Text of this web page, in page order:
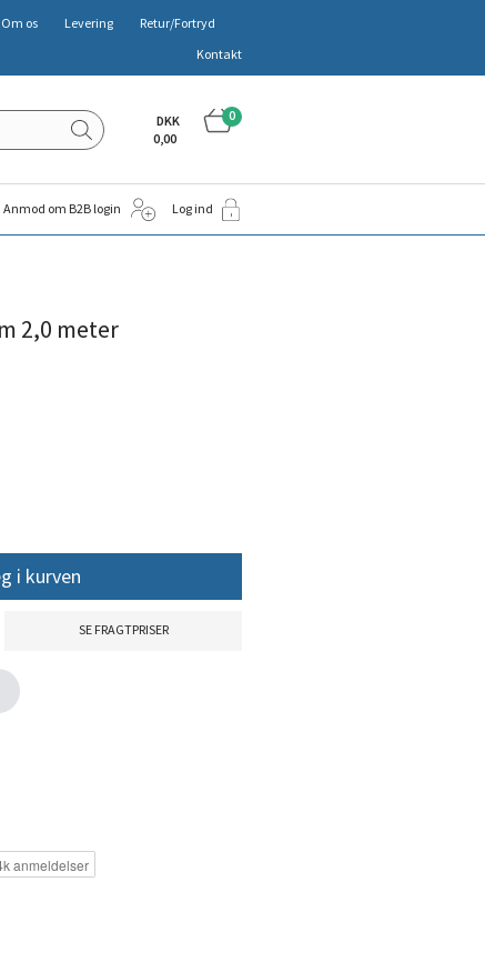
Om os Levering
Retur/Fortryd
Kontakt
0
DKK
0,00
Anmod om B2B login Log ind
2,0 meter
i kurven
SE FRAGTPRISER